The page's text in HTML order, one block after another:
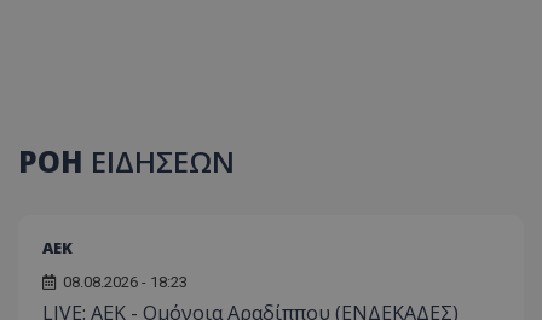
ΡΟΗ ΕΙΔΗΣΕΩΝ
ΑEK
08.08.2026 - 18:23
LIVE: ΑΕΚ - Ομόνοια Αραδίππου (ΕΝΔΕΚΑΔΕΣ)